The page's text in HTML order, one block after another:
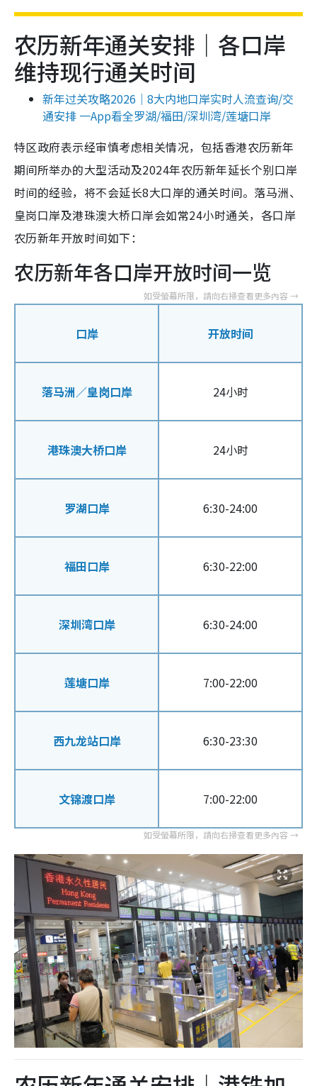
农历新年通关安排｜各口岸
维持现行通关时间
新年过关攻略2026｜8大内地口岸实时人流查询/交
通安排 一App看全罗湖/福田/深圳湾/莲塘口岸
特区政府表示经审慎考虑相关情况，包括香港农历新年
期间所举办的大型活动及2024年农历新年延长个别口岸
时间的经验，将不会延长8大口岸的通关时间。落马洲、
皇岗口岸及港珠澳大桥口岸会如常24小时通关，各口岸
农历新年开放时间如下：
农历新年各口岸开放时间一览
口岸 开放时间
落马洲／皇岗口岸 24小时
港珠澳大桥口岸 24小时
罗湖口岸 6:30-24:00
福田口岸 6:30-22:00
深圳湾口岸 6:30-24:00
莲塘口岸 7:00-22:00
西九龙站口岸 6:30-23:30
文锦渡口岸 7:00-22:00